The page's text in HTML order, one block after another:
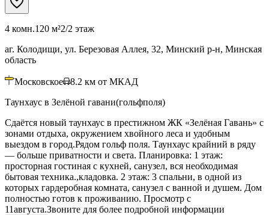
4 комн.120 м²2/2 этаж
аг. Колодищи, ул. Березовая Аллея, 32, Минский р-н, Минская
область
Московское 8.2 км от МКАД
Таунхаус в Зелёной гавани(гольфполя)
Сдаётся новый таунхаус в престижном ЖК «Зелёная Гавань» с
зонами отдыха, окружением хвойного леса и удобным
выездом в город.Рядом гольф поля. Таунхаус крайний в ряду
— больше приватности и света. Планировка: 1 этаж:
просторная гостиная с кухней, санузел, вся необходимая
бытовая техника.,кладовка. 2 этаж: 3 спальни, в одной из
которых гардеробная комната, санузел с ванной и душем. Дом
полностью готов к проживанию. Просмотр с
11августа.Звоните для более подробной информации